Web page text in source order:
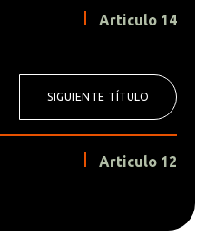
Articulo 14
SIGUIENTE TÍTULO
Articulo 12